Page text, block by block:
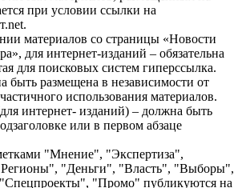
при условии ссылки на
материалов со страницы «Новости
для интернет-изданий – обязательна
для поисковых систем гиперссылка.
быть размещена в независимости от
использования материалов.
интернет- изданий) – должна быть
или в первом абзаце
"Мнение", "Экспертиза",
"Деньги", "Власть", "Выборы",
"Промо" публикуются на